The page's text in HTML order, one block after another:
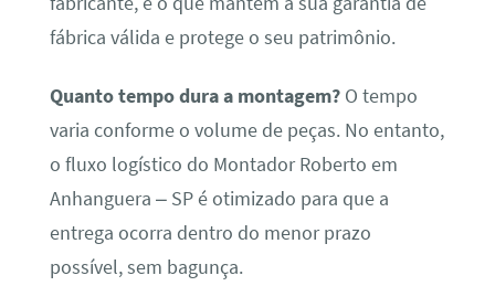
fábrica válida e protege o seu patrimônio.
Quanto tempo dura a montagem?O tempo
varia conforme o volume de peças. No entanto,
o fluxo logístico do Montador Roberto em
Anhanguera – SP é otimizado para que a
entrega ocorra dentro do menor prazo
possível, sem bagunça.